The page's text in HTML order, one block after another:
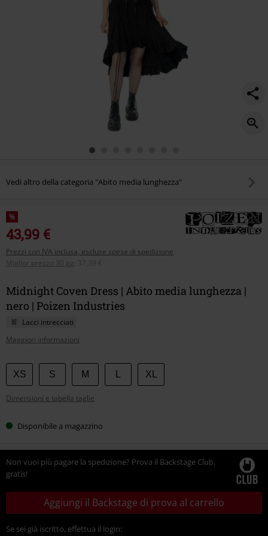
Vedi altro della categoria "Abito media lunghezza"
%
43,99 €
Prezzi con IVA inclusa, escluse spese di spedizione
Miglior prezzo 30 gg
37,39 €
Midnight Coven Dress | Abito media lunghezza |
nero | Poizen Industries
Lacci intrecciati
Maggiori informazioni
Scegli
la
tua
XS S M XL
Dimensioni e tabella taglie
Disponibile a magazzino
Non vuoi più pagare la spedizione? Prova il Backstage Club,
gratis!
Aggiungi il Backstage di prova al carrello
Se sei già iscritto, effettua il login: